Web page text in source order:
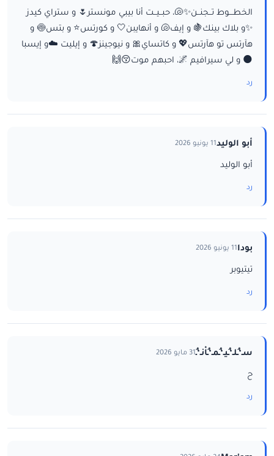
الخطـــوط تــجنــن✨🐚، حبــيــت أنا بيبي مونستر🌷 و ستراي كيدز
✨و بلاك بينك🍇 و إيف🐚 و أنهايبن🤍 و كورتس⭐ و بتس🍥 و
هآرتس تو هآرتس💖 و كاتساي🎀 و نيوجينز🍄 و إيليت ☁️و إيسبا
🌑 و لي سيرافيم 🌌، احبهم موت😚🙌
رد
أبو الوليد11 يونيو 2026
أبو الوليد
رد
بودا11 يونيو 2026
تيتيوبر
رد
سـ‘ـُلـ‘ـُيـ‘ـُمـ‘ـُاْنـ‘ـُ31 مايو 2026
ح
رد